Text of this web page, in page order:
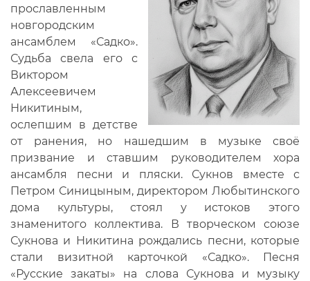
прославленным
новгородским
ансамблем «Садко».
Судьба свела его с
Виктором
Алексеевичем
Никитиным,
ослепшим в детстве
от ранения, но нашедшим в музыке своё
призвание и ставшим руководителем хора
ансамбля песни и пляски. Сукнов вместе с
Петром Синицыным, директором Любытинского
дома культуры, стоял у истоков этого
знаменитого коллектива. В творческом союзе
Сукнова и Никитина рождались песни, которые
стали визитной карточкой «Садко». Песня
«Русские закаты» на слова Сукнова и музыку